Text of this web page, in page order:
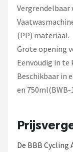
Vergrendelbaar
(PP) materiaal.
Grote opening
Eenvoudig in te
Beschikbaar in
en 750ml(BWB-
De BBB Cycling